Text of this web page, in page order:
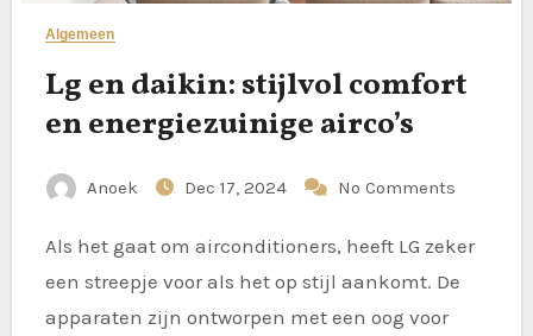
Algemeen
Lg en daikin: stijlvol comfort
en energiezuinige airco’s
Anoek Dec 17, 2024 No Comments
Als het gaat om airconditioners, heeft LG zeker
een streepje voor als het op stijl aankomt. De
apparaten zijn ontworpen met een oog voor